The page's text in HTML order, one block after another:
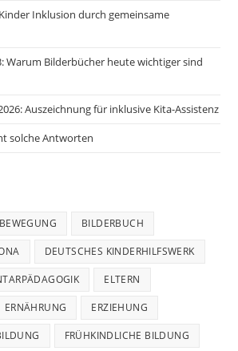
Inklusion durch gemeinsame
Warum Bilderbücher heute wichtiger sind
Auszeichnung für inklusive Kita-Assistenz
solche Antworten
BEWEGUNG BILDERBUCH
DEUTSCHES KINDERHILFSWERK
ELTERN
ERNÄHRUNG ERZIEHUNG
FRÜHKINDLICHE BILDUNG